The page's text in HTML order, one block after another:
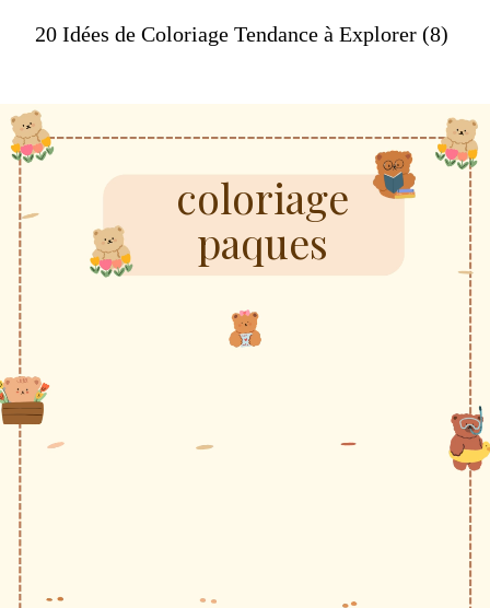
20 Idées de Coloriage Tendance à Explorer (8)
coloriage
paques